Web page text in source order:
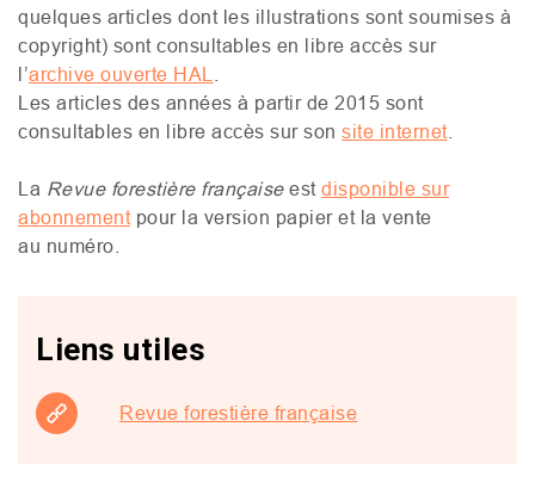
quelques articles dont les illustrations sont soumises à
copyright) sont consultables en libre accès sur
l’archive ouverte HAL
Les articles des années à partir de 2015 sont
consultables en libre accès sur son site internet
La Revue forestière française est disponible sur
abonnement pour la version papieret la vente
au numéro.
Liens utiles
Revue forestière française